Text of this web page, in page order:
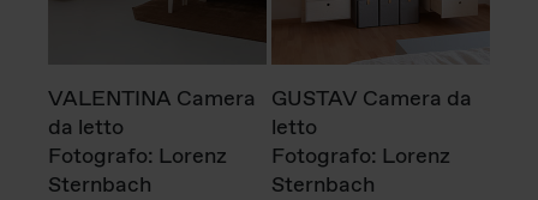
VALENTINA Camera
da letto
Fotografo: Lorenz
Sternbach
GUSTAV Camera da
letto
Fotografo: Lorenz
Sternbach